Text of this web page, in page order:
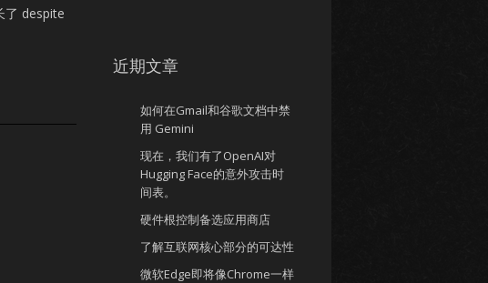
了 despite
近期文章
如何在Gmail和谷歌文档中禁
用 Gemini
现在，我们有了OpenAI对
Hugging Face的意外攻击时
间表。
硬件根控制备选应用商店
了解互联网核心部分的可达性
微软Edge即将像Chrome一样